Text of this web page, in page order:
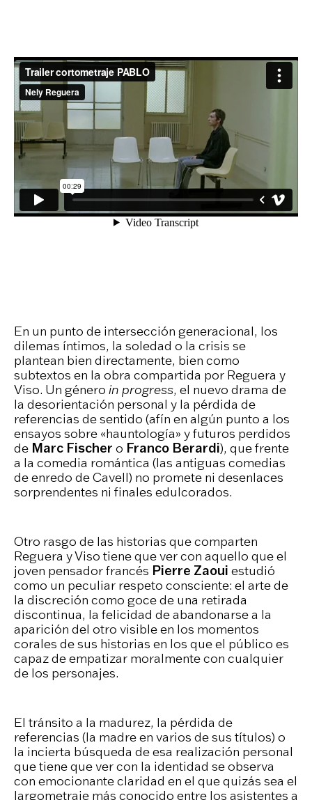
En un punto de intersección generacional, los
dilemas íntimos, la soledad o la crisis se
plantean bien directamente, bien como
subtextos en la obra compartida por Reguera y
Viso. Un género in progress, el nuevo drama de
la desorientación personal y la pérdida de
referencias de sentido (afín en algún punto a los
ensayos sobre «hauntología» y futuros perdidos
de Marc Fischer o Franco Berardi), que frente
a la comedia romántica (las antiguas comedias
de enredo de Cavell) no promete ni desenlaces
sorprendentes ni finales edulcorados.
Otro rasgo de las historias que comparten
Reguera y Viso tiene que ver con aquello que el
joven pensador francés Pierre Zaoui estudió
como un peculiar respeto consciente: el arte de
la discreción como goce de una retirada
discontinua, la felicidad de abandonarse a la
aparición del otro visible en los momentos
corales de sus historias en los que el público es
capaz de empatizar moralmente con cualquier
de los personajes.
El tránsito a la madurez, la pérdida de
referencias (la madre en varios de sus títulos) o
la incierta búsqueda de esa realización personal
que tiene que ver con la identidad se observa
con emocionante claridad en el que quizás sea el
largometraje más conocido entre los asistentes a